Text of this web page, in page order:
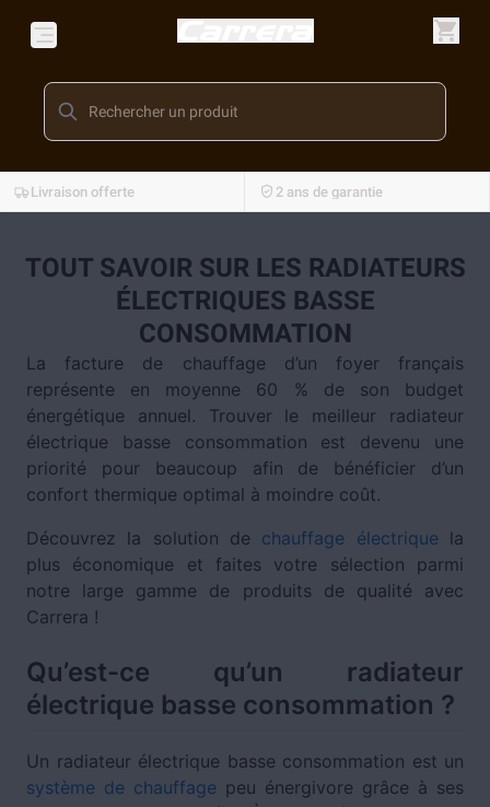
Livraison offerte 2 ans de garantie
TOUT SAVOIR SUR LES RADIATEURS
ÉLECTRIQUES BASSE
CONSOMMATION
La facture de chauffage d’un foyer français
représente en moyenne 60 % de son budget
énergétique annuel. Trouver le meilleur radiateur
électrique basse consommation est devenu une
priorité pour beaucoup afin de bénéficier d’un
confort thermique optimal à moindre coût.
Découvrez la solution de chauffage électrique la
plus économique et faites votre sélection parmi
notre large gamme de produits de qualité avec
Carrera !
Qu’est-ce qu’un radiateur
électrique basse consommation ?
Un radiateur électrique basse consommation est un
système de chauffage peu énergivore grâce à ses